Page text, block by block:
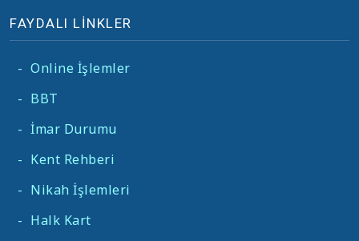
FAYDALI LİNKLER
- Online İşlemler
- BBT
- İmar Durumu
- Kent Rehberi
- Nikah İşlemleri
- Halk Kart